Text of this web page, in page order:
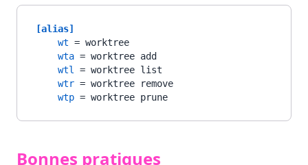
[alias]
wt = worktree
wta = worktree add
wtl
= worktree list
wtr = worktree remove
wtp
Bonnes pratiques